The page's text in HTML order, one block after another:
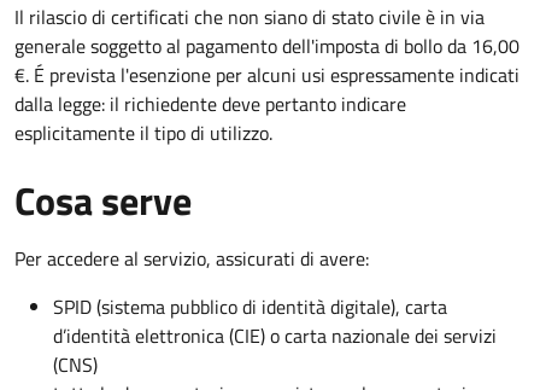
Il rilascio di certificati che non siano di stato civile è in via
generale soggetto al pagamento dell'imposta di bollo da 16,00
€. É prevista l'esenzione per alcuni usi espressamente indicati
dalla legge: il richiedente deve pertanto indicare
esplicitamente il tipo di utilizzo.
Cosa serve
Per accedere al servizio, assicurati di avere:
SPID (sistema pubblico di identità digitale), carta
d’identità elettronica (CIE) o carta nazionale dei servizi
(CNS)